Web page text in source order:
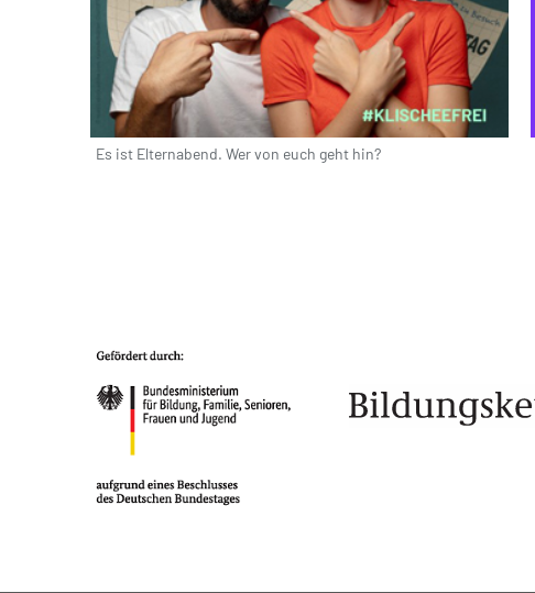
Es ist Elternabend. Wer von euch geht hin?